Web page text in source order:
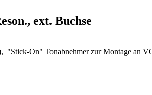
ext. Buchse
"Stick-On" Tonabnehmer zur Montage an